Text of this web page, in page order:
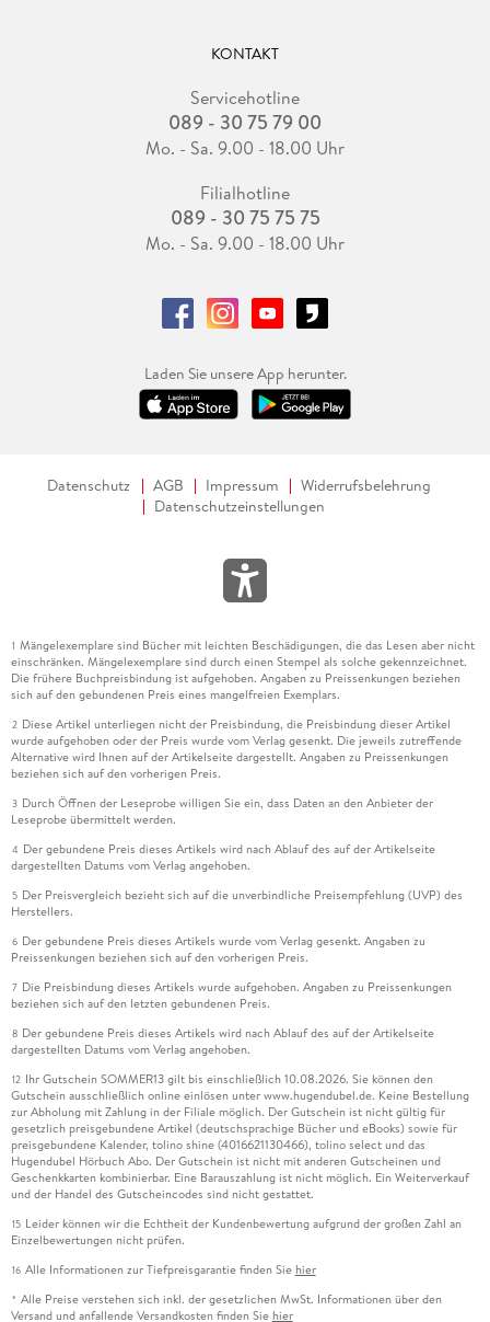
KONTAKT
Servicehotline
089 - 30 75 79 00
Mo. - Sa. 9.00 - 18.00 Uhr
Filialhotline
089 - 30 75 75 75
Mo. - Sa. 9.00 - 18.00 Uhr
Laden Sie unsere App herunter.
Datenschutz AGB Impressum
Widerrufsbelehrung
Datenschutzeinstellungen
1 Mängelexemplare sind Bücher mit leichten Beschädigungen, die das Lesen aber nicht
einschränken. Mängelexemplare sind durch einen Stempel als solche gekennzeichnet.
Die frühere Buchpreisbindung ist aufgehoben. Angaben zu Preissenkungen beziehen
sich auf den gebundenen Preis eines mangelfreien Exemplars.
2 Diese Artikel unterliegen nicht der Preisbindung, die Preisbindung dieser Artikel
wurde aufgehoben oder der Preis wurde vom Verlag gesenkt. Die jeweils zutreffende
Alternative wird Ihnen auf der Artikelseite dargestellt. Angaben zu Preissenkungen
beziehen sich auf den vorherigen Preis.
3 Durch Öffnen der Leseprobe willigen Sie ein, dass Daten an den Anbieter der
Leseprobe übermittelt werden.
4 Der gebundene Preis dieses Artikels wird nach Ablauf des auf der Artikelseite
dargestellten Datums vom Verlag angehoben.
5 Der Preisvergleich bezieht sich auf die unverbindliche Preisempfehlung (UVP) des
Herstellers.
6 Der gebundene Preis dieses Artikels wurde vom Verlag gesenkt. Angaben zu
Preissenkungen beziehen sich auf den vorherigen Preis.
7 Die Preisbindung dieses Artikels wurde aufgehoben. Angaben zu Preissenkungen
beziehen sich auf den letzten gebundenen Preis.
8 Der gebundene Preis dieses Artikels wird nach Ablauf des auf der Artikelseite
dargestellten Datums vom Verlag angehoben.
12 Ihr Gutschein SOMMER13 gilt bis einschließlich 10.08.2026. Sie können den
Gutschein ausschließlich online einlösen unter www.hugendubel.de. Keine Bestellung
zur Abholung mit Zahlung in der Filiale möglich. Der Gutschein ist nicht gültig für
gesetzlich preisgebundene Artikel (deutschsprachige Bücher und eBooks) sowie für
preisgebundene Kalender, tolino shine (4016621130466), tolino select und das
Hugendubel Hörbuch Abo. Der Gutschein ist nicht mit anderen Gutscheinen und
Geschenkkarten kombinierbar. Eine Barauszahlung ist nicht möglich. Ein Weiterverkauf
und der Handel des Gutscheincodes sind nicht gestattet.
15 Leider können wir die Echtheit der Kundenbewertung aufgrund der großen Zahl an
Einzelbewertungen nicht prüfen.
16 Alle Informationen zur Tiefpreisgarantie finden Sie hier
* Alle Preise verstehen sich inkl. der gesetzlichen MwSt. Informationen über den
Versand und anfallende Versandkosten finden Sie hier